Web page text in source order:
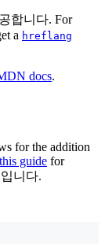
합니다. For
a hreflang
docs.
for the addition
this guide for
니다.